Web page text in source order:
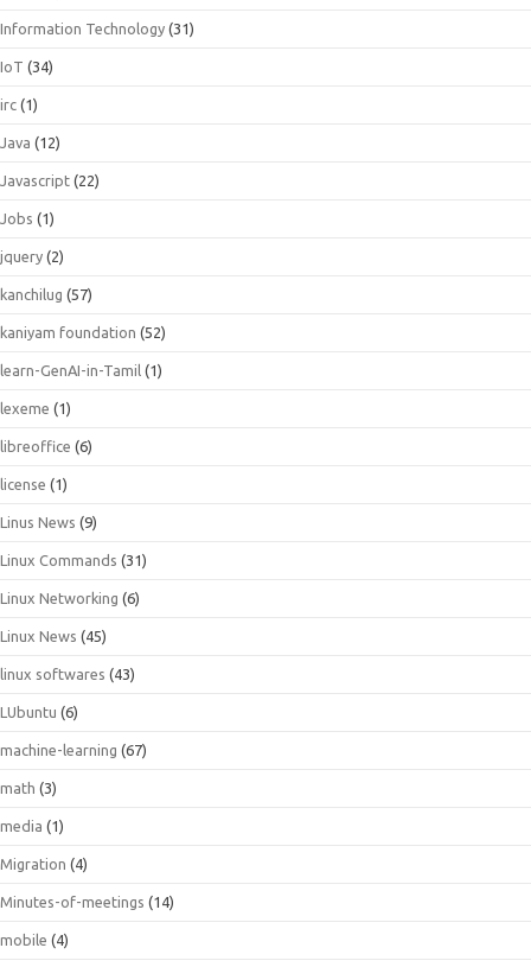
Information Technology (31)
IoT (34)
irc (1)
Java (12)
Javascript (22)
Jobs (1)
jquery (2)
kanchilug (57)
kaniyam foundation (52)
learn-GenAI-in-Tamil (1)
lexeme (1)
libreoffice (6)
license (1)
Linus News (9)
Linux Commands (31)
Linux Networking (6)
Linux News (45)
linux softwares (43)
LUbuntu (6)
machine-learning (67)
math (3)
media (1)
Migration (4)
Minutes-of-meetings (14)
mobile (4)